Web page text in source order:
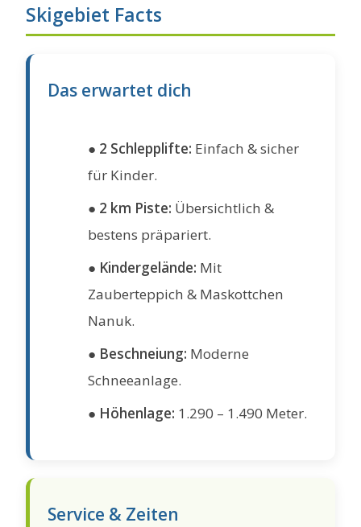
Skigebiet Facts
Das erwartet dich
● 2 Schlepplifte: Einfach & sicher
für Kinder.
● 2 km Piste: Übersichtlich &
bestens präpariert.
● Kindergelände: Mit
Zauberteppich & Maskottchen
Nanuk.
● Beschneiung: Moderne
Schneeanlage.
● Höhenlage: 1.290 – 1.490 Meter.
Service & Zeiten